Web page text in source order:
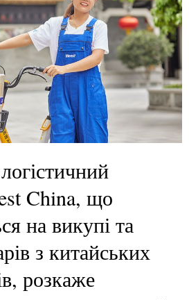
China, що
на викупі та
з китайських
розкаже